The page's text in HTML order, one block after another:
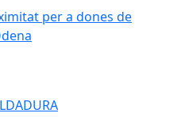
per a dones de